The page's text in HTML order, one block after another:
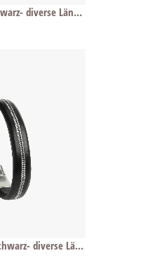
Armband Thor schwarz- diverse Längen
Armband Henry schwarz- diverse Längen